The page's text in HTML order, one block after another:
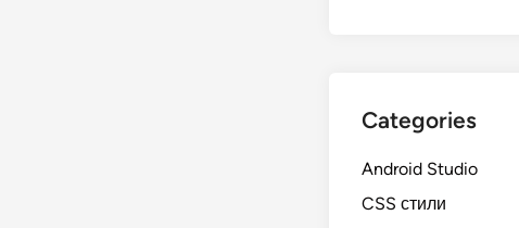
Categories
Android Studio
CSS стили